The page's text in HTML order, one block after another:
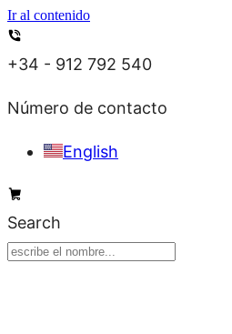
Ir al contenido
+34 - 912 792 540
Número de contacto
English
Search